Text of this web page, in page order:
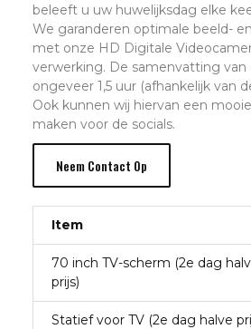
beleeft u uw huwelijksdag elke
We garanderen optimale beeld-
met onze HD Digitale
verwerking. De samenvatting
ongeveer 1,5 uur (afhankelijk van
Ook kunnen wij hiervan een
maken voor de socials.
Neem Contact Op
Item
70 inch TV-scherm (2e dag
prijs)
Statief voor TV (2e dag halve